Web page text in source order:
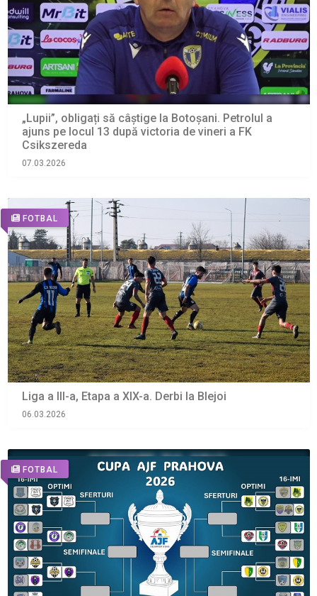
„Lupii”, obligați să câștige la Botoșani. Petrolul a
ajuns pe locul 13 după victoria de vineri a FK
Csikszereda
07.03.2026
FOTBAL
Liga a III-a, Etapa a XIX-a. Derbi la Blejoi
06.03.2026
FOTBAL